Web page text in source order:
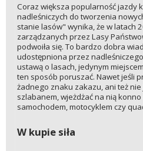
Coraz większa popularność jazdy
nadleśniczych do tworzenia
stanie lasów" wynika, że w latach
zarządzanych przez Lasy
podwoiła się. To bardzo dobra
udostępniona przez
ustawą o lasach, jedynym
ten sposób poruszać. Nawet jeśli
żadnego znaku zakazu, ani też
szlabanem, wjeżdżać na nią
samochodem, motocyklem czy
W kupie siła